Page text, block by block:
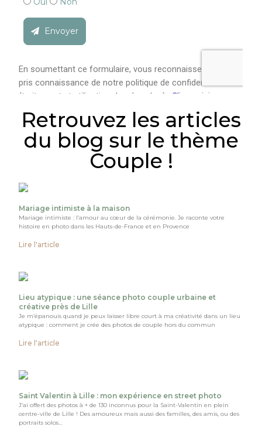
Retrouvez les articles
du blog sur le thème
Couple !
Mariage intimiste à la maison
Mariage intimiste : l’amour au cœur de la cérémonie. Je raconte votre
histoire en photo dans les Hauts-de-France et en Provence
Lire l'article
Lieu atypique : une séance photo couple urbaine et
créative près de Lille
Je m’épanouis quand je peux laisser libre court à ma créativité dans un lieu
atypique : comment je crée des photos de couple hors du commun
Lire l'article
Saint Valentin à Lille : mon expérience en street photo
J’ai offert des photos à + de 130 inconnus pour la Saint-Valentin en plein
centre-ville de Lille ! Des amoureux mais aussi des familles, des amis, ou des
portraits solos…